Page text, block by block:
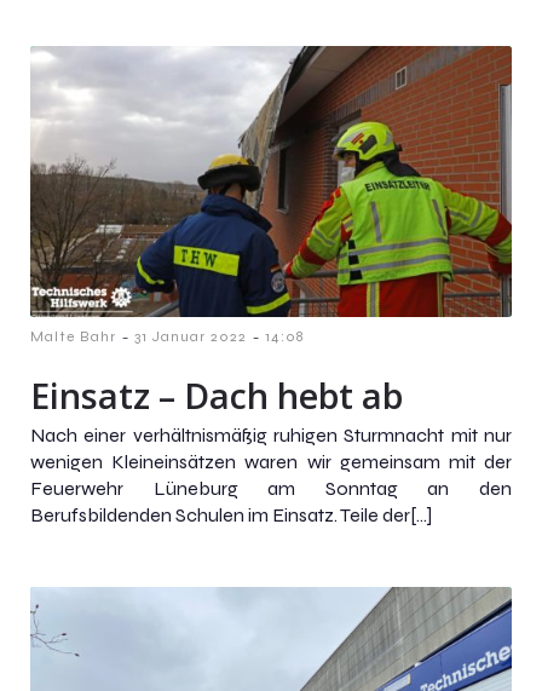
Malte Bahr - 31 Januar 2022 - 14:08
Einsatz – Dach hebt ab
Nach einer verhältnismäßig ruhigen Sturmnacht mit nur
wenigen Kleineinsätzen waren wir gemeinsam mit der
Feuerwehr Lüneburg am Sonntag an den
Berufsbildenden Schulen im Einsatz. Teile der[…]